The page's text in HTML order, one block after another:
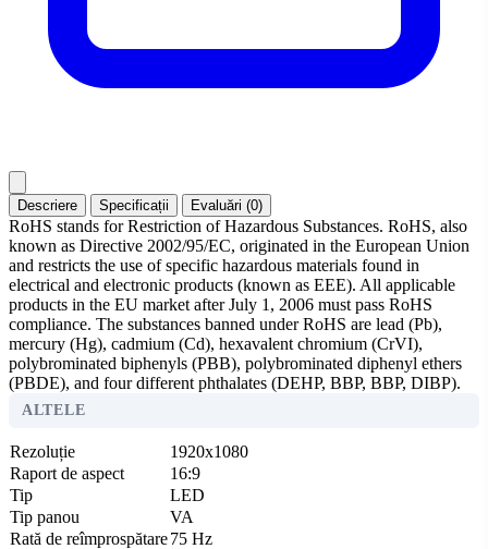
Descriere Specificații Evaluări (0)
RoHS stands for Restriction of Hazardous Substances. RoHS, also
known as Directive 2002/95/EC, originated in the European Union
and restricts the use of specific hazardous materials found in
electrical and electronic products (known as EEE). All applicable
products in the EU market after July 1, 2006 must pass RoHS
compliance. The substances banned under RoHS are lead (Pb),
mercury (Hg), cadmium (Cd), hexavalent chromium (CrVI),
polybrominated biphenyls (PBB), polybrominated diphenyl ethers
(PBDE), and four different phthalates (DEHP, BBP, BBP, DIBP).
ALTELE
Rezoluție
1920x1080
Raport de aspect
16:9
Tip
LED
Tip panou
VA
Rată de reîmprospătare75 Hz